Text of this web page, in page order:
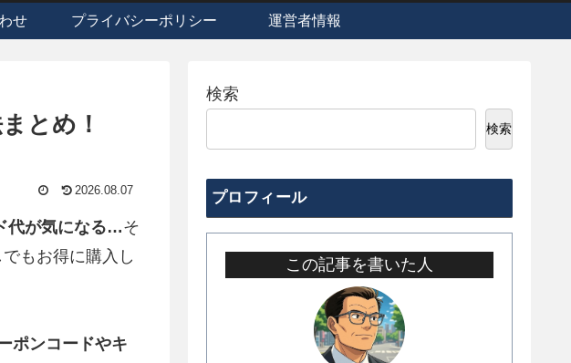
せ プライバシーポリシー 運営者情報
とめ！
2026.08.07
代が気になる…そ
もお得に購入し
ポンコードやキ
検索
検索
プロフィール
この記事を書いた人